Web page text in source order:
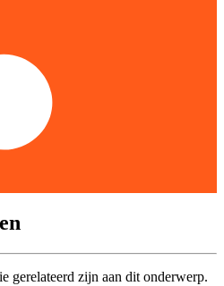
gerelateerd zijn aan dit onderwerp.